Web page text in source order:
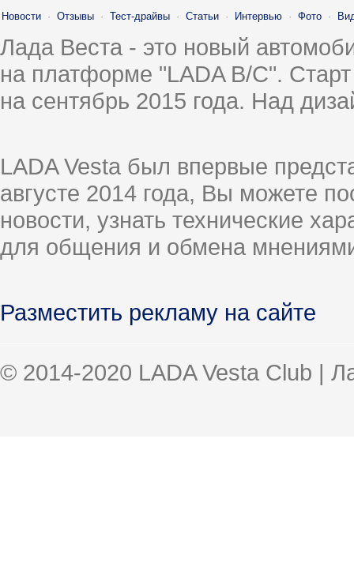
Новости · Отзывы · Тест-драйвы · Статьи · Интервью · Фото ·
Лада Веста - это новый
на платформе "LADA B/C".
на сентябрь 2015 года. Над
LADA Vesta был впервые
августе 2014 года, Вы можете
новости, узнать технические
для общения и обмена
Разместить рекламу на сайте
© 2014-2020 LADA Vesta Club |